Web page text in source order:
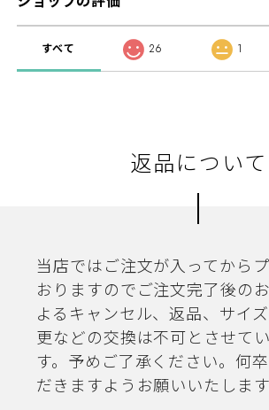
すべて 26 1
返品について
当店ではご注文が入ってから
おりますのでご注文完了後の
よるキャンセル、返品、サイ
更などの交換は不可とさせて
す。予めご了承ください。何
だきますようお願いいたします